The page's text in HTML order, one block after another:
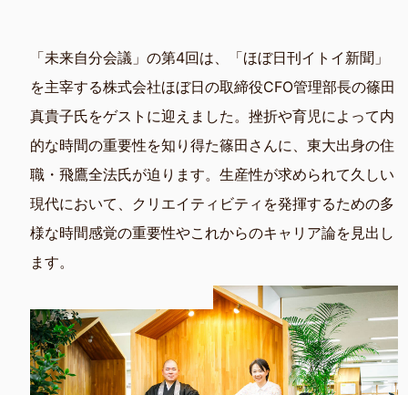
「未来自分会議」の第4回は、「ほぼ日刊イトイ新聞」
を主宰する株式会社ほぼ日の取締役CFO管理部長の篠田
真貴子氏をゲストに迎えました。挫折や育児によって内
的な時間の重要性を知り得た篠田さんに、東大出身の住
職・飛鷹全法氏が迫ります。生産性が求められて久しい
現代において、クリエイティビティを発揮するための多
様な時間感覚の重要性やこれからのキャリア論を見出し
ます。